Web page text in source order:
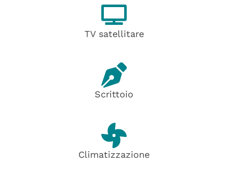
TV satellitare
Scrittoio
Climatizzazione